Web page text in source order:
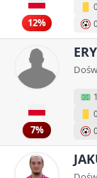
12%
7%
1